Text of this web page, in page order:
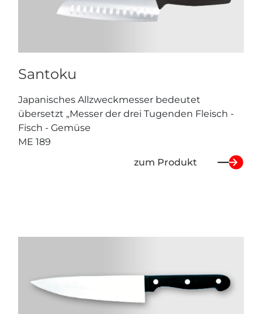
Santoku
Japanisches Allzweckmesser bedeutet
übersetzt „Messer der drei Tugenden Fleisch -
Fisch - Gemüse
ME 189
zum Produkt